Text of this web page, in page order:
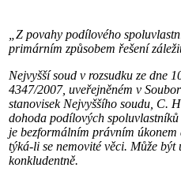
„Z povahy podílového
primárním způsobem řešení
Nejvyšší soud v rozsudku ze dne
4347/2007, uveřejněném v
stanovisek Nejvyššího soudu, C.
dohoda podílových
je bezformálním právním úkonem
týká-li se nemovité věci. Může být
konkludentně.